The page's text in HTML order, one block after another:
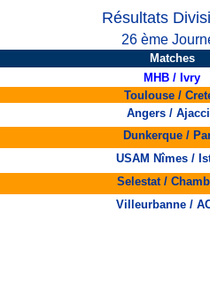
Résultats
26 ème
Matches
MHB / Ivry
Toulouse /
Angers /
Dunkerque /
USAM Nîmes /
Selestat /
Villeurbanne /